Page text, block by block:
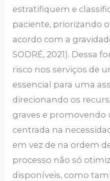
estratifiquem e
paciente, priorizando
acordo com a
SODRÉ, 2021). Dessa
risco nos serviços de
essencial para uma
direcionando os
graves e
centrada na
em vez de na ordem
processo não só
disponíveis, como